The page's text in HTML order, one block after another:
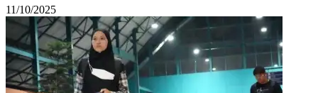
11/10/2025